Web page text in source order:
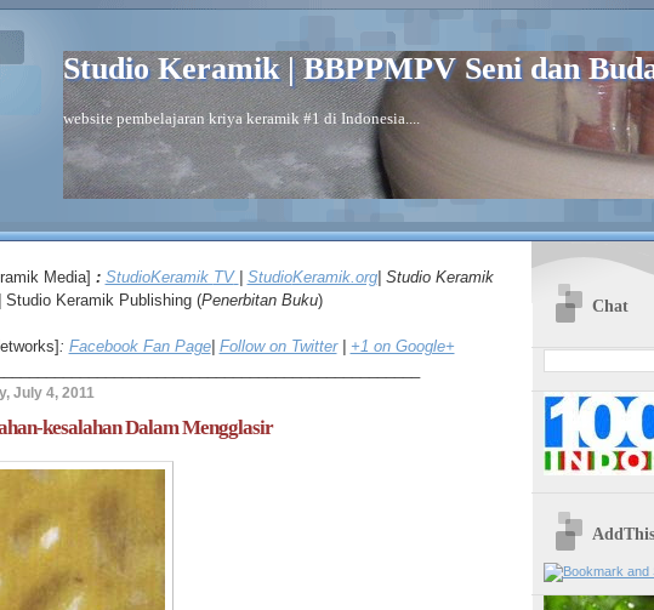
Studio Keramik | BBPPMPV Seni dan
website pembelajaran kriya keramik #1 di Indonesia....
Media] : StudioKeramik TV StudioKeramik.org| Studio Keramik
Studio Keramik Publishing (Penerbitan Buku)
: Facebook Fan Page| Follow on Twitter| +1 on Google+
July 4, 2011
kesalahan Dalam Mengglasir
Chat
AddThis